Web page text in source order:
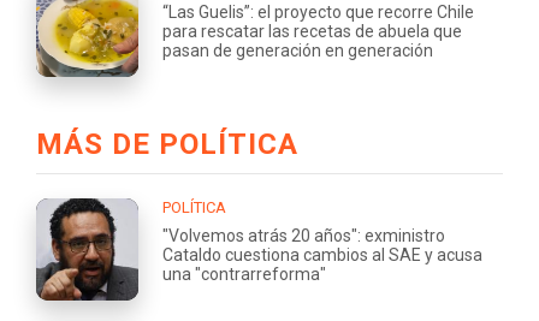
“Las Guelis”: el proyecto que recorre Chile
para rescatar las recetas de abuela que
pasan de generación en generación
MÁS DE POLÍTICA
POLÍTICA
"Volvemos atrás 20 años": exministro
Cataldo cuestiona cambios al SAE y acusa
una "contrarreforma"